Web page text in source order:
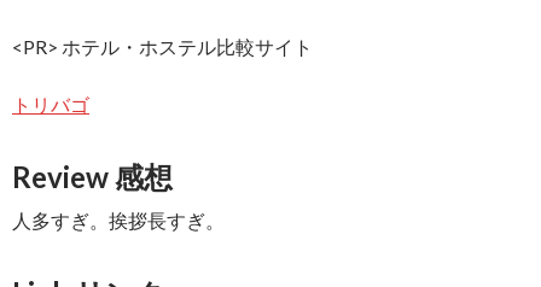
<PR> ホテル・ホステル比較サイト
トリバゴ
Review 感想
人多すぎ。挨拶長すぎ。